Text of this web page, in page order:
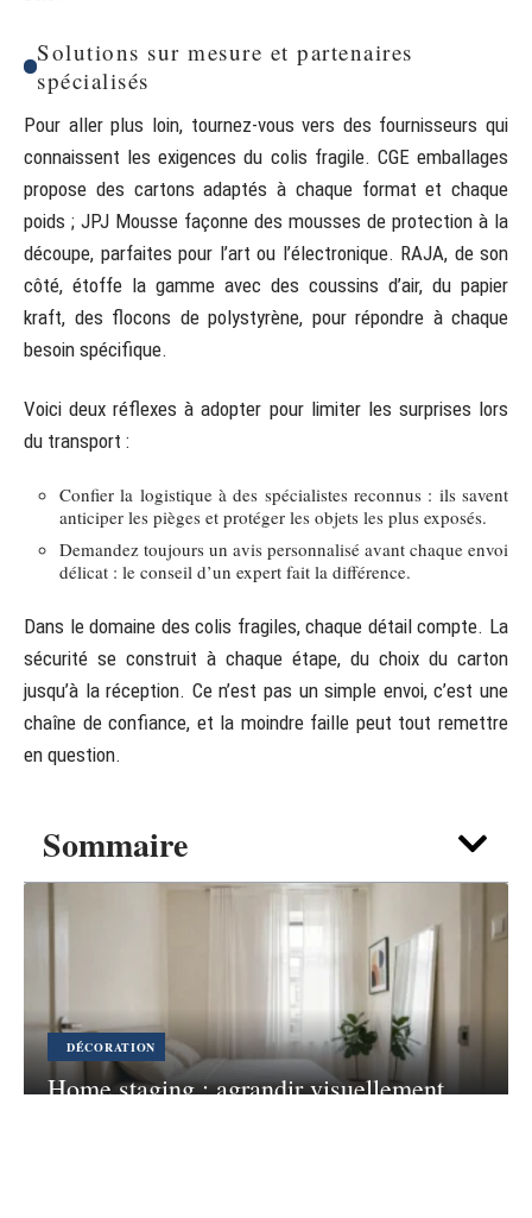
Sommaire
DÉCORATION
Home staging : agrandir visuellement
Solutions sur mesure et partenaires
spécialisés
Pour aller plus loin, tournez-vous vers des fournisseurs qui
connaissent les exigences du colis fragile. CGE emballages
propose des cartons adaptés à chaque format et chaque
poids ; JPJ Mousse façonne des mousses de protection à la
découpe, parfaites pour l’art ou l’électronique. RAJA, de son
côté, étoffe la gamme avec des coussins d’air, du papier
kraft, des flocons de polystyrène, pour répondre à chaque
besoin spécifique.
Voici deux réflexes à adopter pour limiter les surprises lors
du transport :
Confier la logistique à des spécialistes reconnus : ils savent
anticiper les pièges et protéger les objets les plus exposés.
Demandez toujours un avis personnalisé avant chaque envoi
délicat : le conseil d’un expert fait la différence.
Dans le domaine des colis fragiles, chaque détail compte. La
sécurité se construit à chaque étape, du choix du carton
jusqu’à la réception. Ce n’est pas un simple envoi, c’est une
chaîne de confiance, et la moindre faille peut tout remettre
en question.